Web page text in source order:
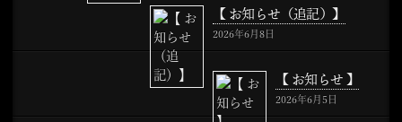
【 お知らせ（追記）】
2026年6月8日
【 お知らせ 】
2026年6月5日